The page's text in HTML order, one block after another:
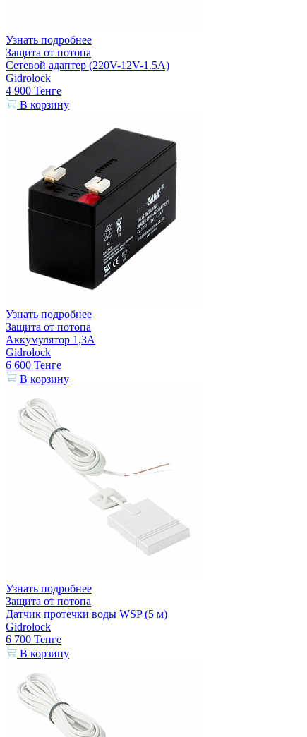
Узнать подробнее
Защита от потопа
Сетевой адаптер (220V-12V-1.5A)
Gidrolock
4 900 Тенге
В корзину
Узнать подробнее
Защита от потопа
Аккумулятор 1,3А
Gidrolock
6 600 Тенге
В корзину
Узнать подробнее
Защита от потопа
Датчик протечки воды WSP (5 м)
Gidrolock
6 700 Тенге
В корзину